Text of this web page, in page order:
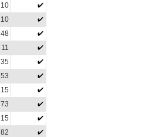
10
10
48
11
35
53
15
73
15
82